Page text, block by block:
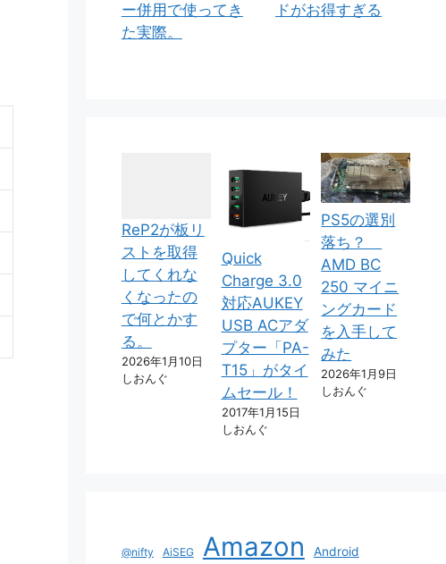
ー併用で使ってき
た実際。
ドがお得すぎる
ReP2が板リ
ストを取得
してくれな
くなったの
で何とかす
る。
2026年1月10日
しおんぐ
Quick
Charge 3.0
対応AUKEY
USB ACアダ
プター「PA-
T15」がタイ
ムセール！
2017年1月15日
しおんぐ
PS5の選別
落ち？
AMD BC
250 マイニ
ングカード
を入手して
みた
2026年1月9日
しおんぐ
@nifty AiSEG Amazon Android